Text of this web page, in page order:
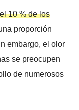
10 % de los
proporción
embargo, el olor
se preocupen
de numerosos